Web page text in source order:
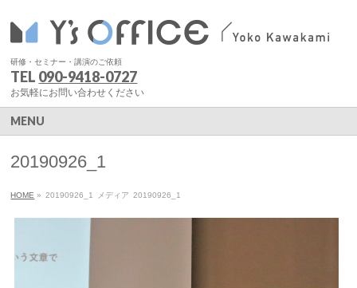
研修・セミナー・講演のご依頼
TEL 090-9418-0727
お気軽にお問い合わせください
MENU
20190926_1
HOME » 20190926_1 メディア 20190926_1